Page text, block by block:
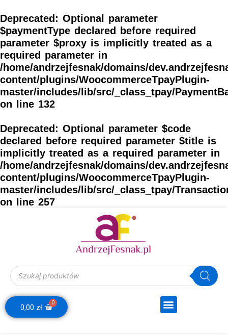
Deprecated : Optional parameter
$paymentType declared before required
parameter $proxy is implicitly treated as a
required parameter in
/home/andrzejfesnak/domains/
content/plugins/WoocommerceTpayPlugin-
master/includes/lib/src/_class_tpay/
on line 132
Deprecated : Optional parameter $code
declared before required parameter $title is
implicitly treated as a required parameter in
/home/andrzejfesnak/domains/
content/plugins/WoocommerceTpayPlugin-
master/includes/lib/src/_class_tpay/
on line 257
to
content
Menu
Wyszukiwarka produktów
0,00 zł
0
Wózek